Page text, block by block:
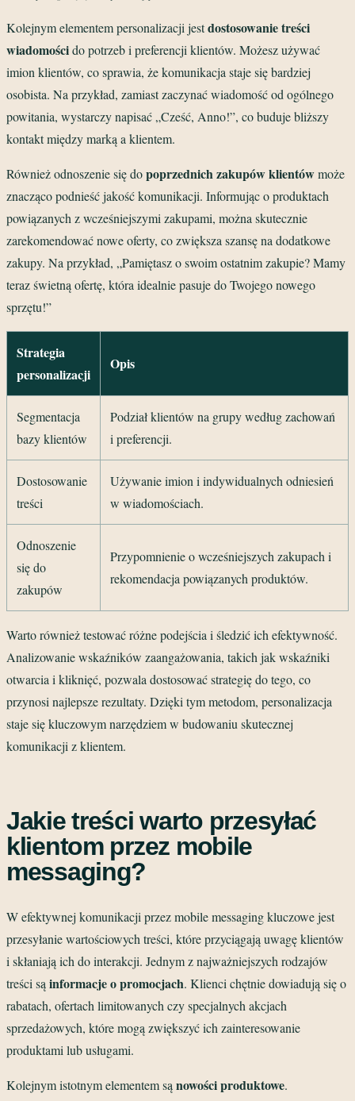
Kolejnym elementem personalizacji jestdostosowanie treści
wiadomoścido potrzeb i preferencji klientów. Możesz używać
imion klientów, co sprawia, że komunikacja staje się bardziej
osobista. Na przykład, zamiast zaczynać wiadomość od ogólnego
powitania, wystarczy napisać „Cześć, Anno!”, co buduje bliższy
kontakt między marką a klientem.
Również odnoszenie się dopoprzednich zakupów klientówmoże
znacząco podnieść jakość komunikacji. Informując o produktach
powiązanych z wcześniejszymi zakupami, można skutecznie
zarekomendować nowe oferty, co zwiększa szansę na dodatkowe
zakupy. Na przykład, „Pamiętasz o swoim ostatnim zakupie? Mamy
teraz świetną ofertę, która idealnie pasuje do Twojego nowego
sprzętu!”
Strategia
personalizacji
Opis
Segmentacja
bazy klientów
Podział klientów na grupy według zachowań
i preferencji.
Dostosowanie
treści
Używanie imion i indywidualnych odniesień
w wiadomościach.
Odnoszenie
się do
zakupów
Przypomnienie o wcześniejszych zakupach i
rekomendacja powiązanych produktów.
Warto również testować różne podejścia i śledzić ich efektywność.
Analizowanie wskaźników zaangażowania, takich jak wskaźniki
otwarcia i kliknięć, pozwala dostosować strategię do tego, co
przynosi najlepsze rezultaty. Dzięki tym metodom, personalizacja
staje się kluczowym narzędziem w budowaniu skutecznej
komunikacji z klientem.
Jakie treści warto przesyłać
klientom przez mobile
messaging?
W efektywnej komunikacji przez mobile messaging kluczowe jest
przesyłanie wartościowych treści, które przyciągają uwagę klientów
i skłaniają ich do interakcji. Jednym z najważniejszych rodzajów
treści sąinformacje o promocjach. Klienci chętnie dowiadują się o
rabatach, ofertach limitowanych czy specjalnych akcjach
sprzedażowych, które mogą zwiększyć ich zainteresowanie
produktami lub usługami.
Kolejnym istotnym elementem sąnowości produktowe.